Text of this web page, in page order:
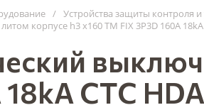
/ Устройства защиты контроля
корпусе h3 x160 TM FIX 3P3D 160A 18kA
CTC